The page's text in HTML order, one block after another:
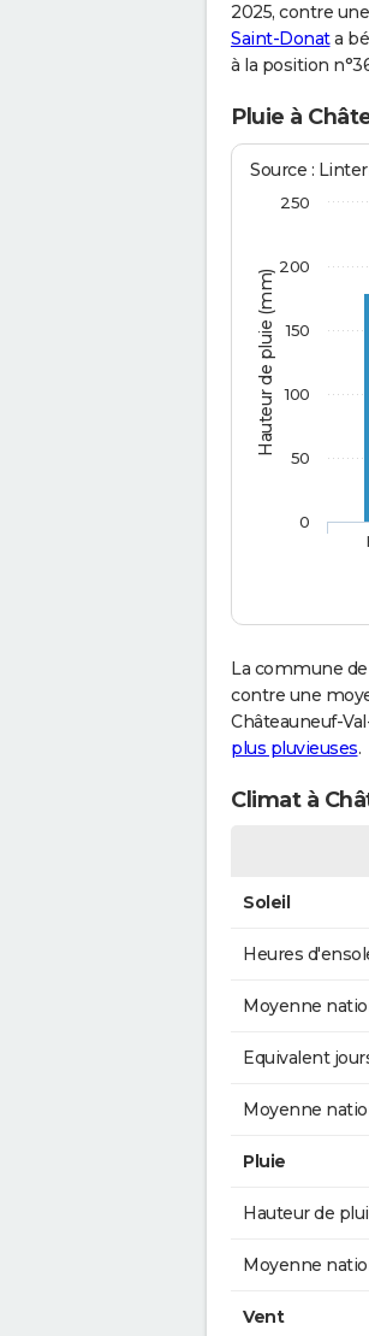
2025, contre
Saint-Donata
à la position
Pluie à
Hauteur de pluie (mm)
Source :
0
50
100
150
200
250
La commune
contre une
Châteauneuf-
plus pluvieuses.
Climat à
Soleil
Heures
Moyenne
Equivalent
Moyenne
Pluie
Hauteur de
Moyenne
Vent